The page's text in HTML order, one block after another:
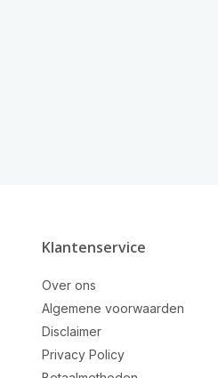
Klantenservice
Over ons
Algemene voorwaarden
Disclaimer
Privacy Policy